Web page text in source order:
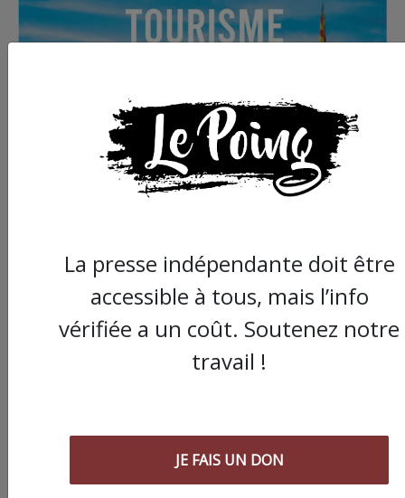
Poing !
La presse indépendante doit être
accessible à tous, mais l’info
vérifiée a un coût. Soutenez notre
travail !
JE FAIS UN DON